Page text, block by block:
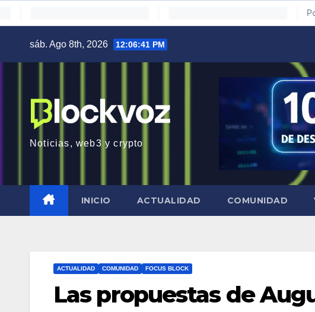
sáb. Ago 8th, 2026 12:06:42 PM
Noticias, web3 y crypto
INICIO ACTUALIDAD COMUNIDAD
ACTUALIDAD COMUNIDAD FOCUS BLOCK
Las propuestas de